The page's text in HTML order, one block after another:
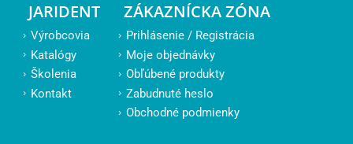
JARIDENT
Výrobcovia
Katalógy
Školenia
Kontakt
ZÁKAZNÍCKA ZÓNA
Prihlásenie / Registrácia
Moje objednávky
Obľúbené produkty
Zabudnuté heslo
Obchodné podmienky